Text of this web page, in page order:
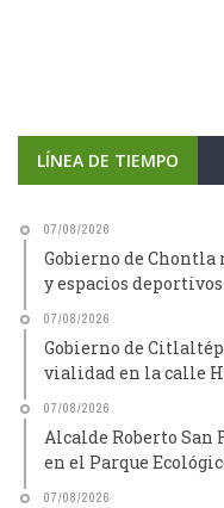
LÍNEA DE TIEMPO
07/08/2026
Gobierno de Chontla
y espacios deportivos
07/08/2026
Gobierno de
vialidad en la calle
07/08/2026
Alcalde Roberto San
en el Parque
07/08/2026